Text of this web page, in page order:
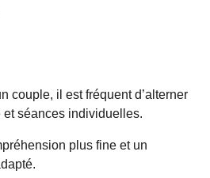
couple, il est fréquent d’alterner
séances individuelles.
plus fine et un